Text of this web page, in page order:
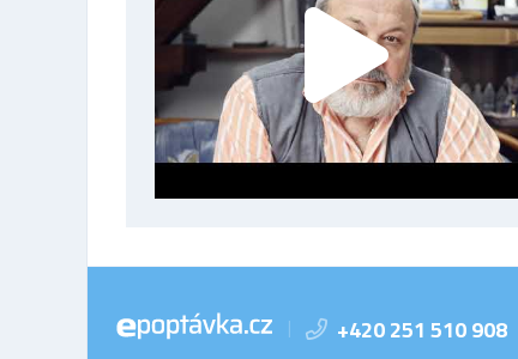
| +420 251 510 908